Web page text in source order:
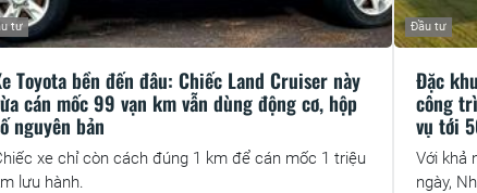
Toyota bền đến đâu: Chiếc Land Cruiser này
cán mốc 99 vạn km vẫn dùng động cơ, hộp
nguyên bản
tư
xe chỉ còn cách đúng 1 km để cán mốc 1 triệu
lưu hành.
Đặc
công
vụ tới
Đầu tư
Với khả
ngày,